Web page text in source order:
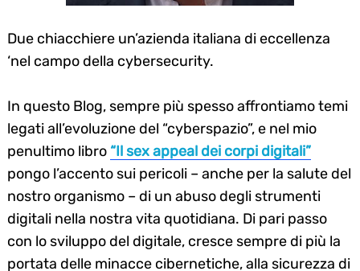
Due chiacchiere un’azienda italiana di eccellenza
‘nel campo della cybersecurity.
In questo Blog, sempre più spesso affrontiamo temi
legati all’evoluzione del “cyberspazio”, e nel mio
penultimo libro “Il sex appeal dei corpi digitali”
pongo l’accento sui pericoli – anche per la salute del
nostro organismo – di un abuso degli strumenti
digitali nella nostra vita quotidiana. Di pari passo
con lo sviluppo del digitale, cresce sempre di più la
portata delle minacce cibernetiche, alla sicurezza di